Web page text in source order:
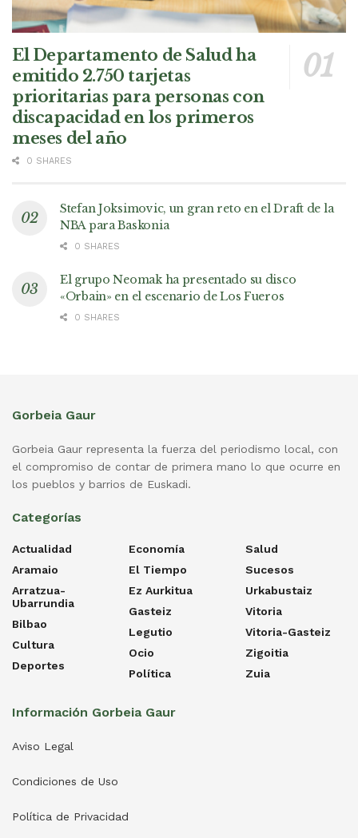
El Departamento de Salud ha
emitido 2.750 tarjetas
prioritarias para personas con
discapacidad en los primeros
meses del año
0 SHARES
Stefan Joksimovic, un gran reto en el Draft de la
NBA para Baskonia
0 SHARES
El grupo Neomak ha presentado su disco
«Orbain» en el escenario de Los Fueros
0 SHARES
Gorbeia Gaur
Gorbeia Gaur representa la fuerza del periodismo local, con
el compromiso de contar de primera mano lo que ocurre en
los pueblos y barrios de Euskadi.
Categorías
Actualidad
Aramaio
Arratzua-
Ubarrundia
Bilbao
Cultura
Deportes
Economía
El Tiempo
Ez Aurkitua
Gasteiz
Legutio
Ocio
Política
Salud
Sucesos
Urkabustaiz
Vitoria
Vitoria-Gasteiz
Zigoitia
Zuia
Información Gorbeia Gaur
Aviso Legal
Condiciones de Uso
Política de Privacidad